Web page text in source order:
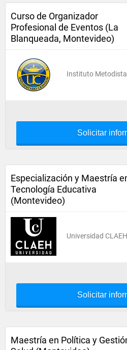
Curso de Organizador
Profesional de Eventos (La
Blanqueada, Montevideo)
Instituto
Solicitar
Especialización y Maestría
Tecnología Educativa
(Montevideo)
Universidad CLAEH
Solicitar
Maestría en Política y